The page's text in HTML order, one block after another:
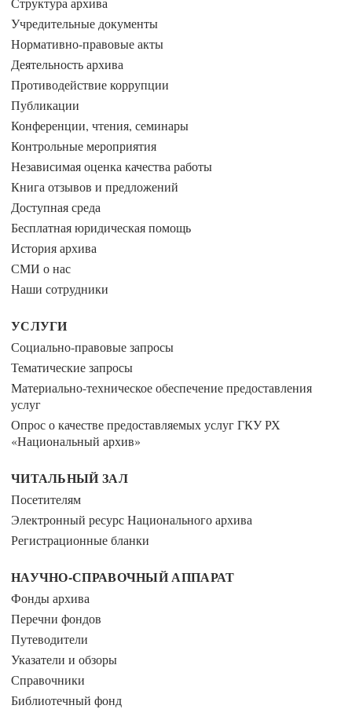
Учредительные документы
Нормативно-правовые акты
Деятельность архива
Противодействие коррупции
Публикации
Конференции, чтения, семинары
Контрольные мероприятия
Независимая оценка качества работы
Книга отзывов и предложений
Доступная среда
Бесплатная юридическая помощь
История архива
СМИ о нас
Наши сотрудники
УСЛУГИ
Социально-правовые запросы
Тематические запросы
Материально-техническое обеспечение предоставления
услуг
Опрос о качестве предоставляемых услуг ГКУ РХ
«Национальный архив»
ЧИТАЛЬНЫЙ ЗАЛ
Посетителям
Электронный ресурс Национального архива
Регистрационные бланки
НАУЧНО-СПРАВОЧНЫЙ АППАРАТ
Фонды архива
Перечни фондов
Путеводители
Указатели и обзоры
Справочники
Библиотечный фонд